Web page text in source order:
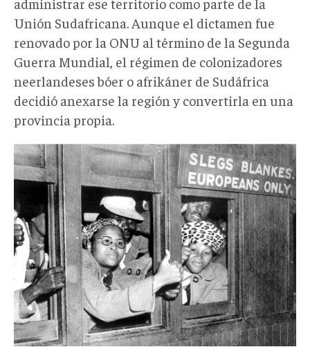
Unión Sudafricana. Aunque el dictamen fue
renovado por la ONU al término de la Segunda
Guerra Mundial, el régimen de colonizadores
neerlandeses bóer o afrikáner de Sudáfrica
decidió anexarse la región y convertirla en una
provincia propia.
7255567t1h87b7.jpg